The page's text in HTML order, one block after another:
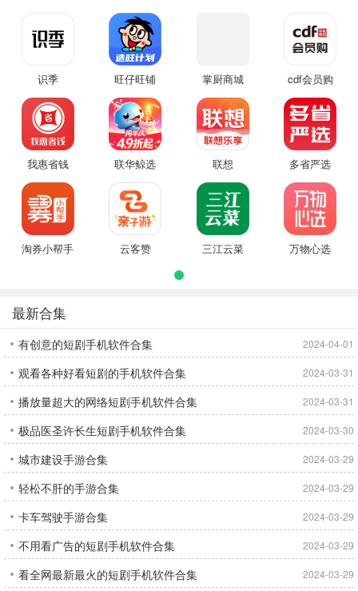
识季 旺仔旺铺 掌厨商城 cdf会员购
我惠省钱 联华鲸选 联想 多省严选
淘券小帮手 云客赞 三江云菜 万物心选
最新合集
有创意的短剧手机软件合集 2024-04-01
观看各种好看短剧的手机软件合集 2024-03-31
播放量超大的网络短剧手机软件合集 2024-03-31
极品医圣许长生短剧手机软件合集 2024-03-30
城市建设手游合集 2024-03-29
轻松不肝的手游合集 2024-03-29
卡车驾驶手游合集 2024-03-29
不用看广告的短剧手机软件合集 2024-03-29
看全网最新最火的短剧手机软件合集 2024-03-29